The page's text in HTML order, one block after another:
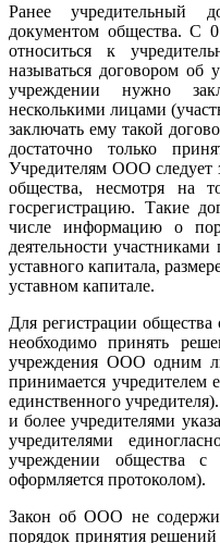
Ранее учредительный
документом общества. С
относиться к
называться договором об
учреждении нужно
несколькими лицами
заключать ему такой
достаточно только
Учредителям ООО следует
общества, несмотря на
госрегистрацию. Такие
числе информацию о
деятельности
уставного капитала,
уставном капитале.
Для регистрации общества
необходимо принять
учреждения ООО одним
принимается учредителем
единственного
и более учредителями
учредителями
учреждении общества с
оформляется протоколом).
Закон об ООО не
порядок принятия